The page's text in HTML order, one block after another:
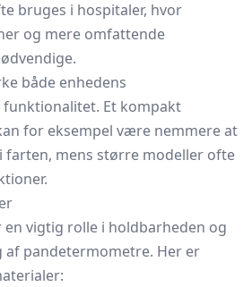
bruges i hospitaler, hvor
og mere omfattende
både enhedens
Et kompakt
for eksempel være nemmere at
farten, mens større modeller ofte
vigtig rolle i holdbarheden og
pandetermometre. Her er